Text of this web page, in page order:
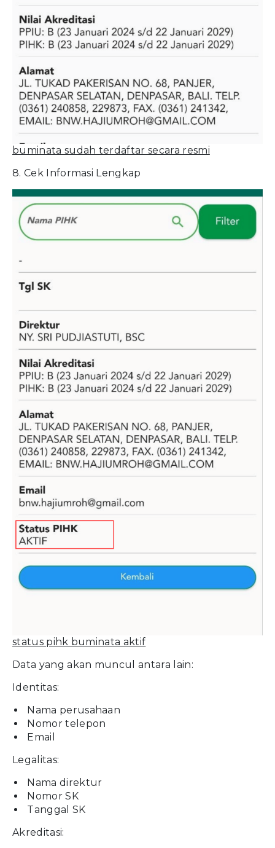
buminata sudah terdaftar secara resmi
8. Cek Informasi Lengkap
status pihk buminata aktif
Data yang akan muncul antara lain:
Identitas:
Nama perusahaan
Nomor telepon
Email
Legalitas:
Nama direktur
Nomor SK
Tanggal SK
Akreditasi: